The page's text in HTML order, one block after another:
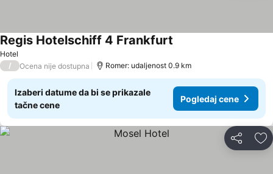
Hotel
Regis Hotelschiff 4 Frankfurt
/ Ocena nije dostupna Romer: udaljenost 0.9 km
Izaberi datume da bi se prikazale
tačne cene
Pogledaj cene
Deli